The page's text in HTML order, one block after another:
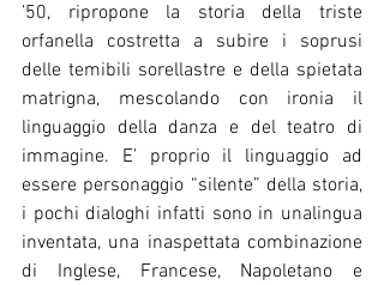
’50, ripropone la storia della triste
orfanella costretta a subire i soprusi
delle temibili sorellastre e della spietata
matrigna, mescolando con ironia il
linguaggio della danza e del teatro di
immagine. E’ proprio il linguaggio ad
essere personaggio “silente” della storia,
i pochi dialoghi infatti sono in unalingua
inventata, una inaspettata combinazione
di Inglese, Francese, Napoletano e